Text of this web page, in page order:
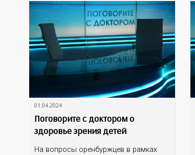
01.04.2024
Поговорите с доктором о
здоровье зрения детей
На вопросы оренбуржцев в рамках